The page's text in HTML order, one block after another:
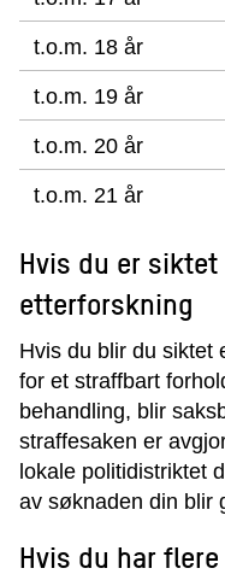
t.o.m. 18 år
t.o.m. 19 år
t.o.m. 20 år
t.o.m. 21 år
Hvis du er
etterforskning
Hvis du blir du siktet
for et straffbart
behandling, blir
straffesaken er
lokale politidistriktet
av søknaden din blir
Hvis du har